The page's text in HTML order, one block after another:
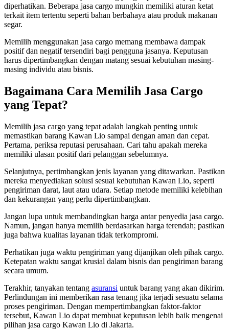
diperhatikan. Beberapa jasa cargo mungkin memiliki aturan ketat
terkait item tertentu seperti bahan berbahaya atau produk makanan
segar.
Memilih menggunakan jasa cargo memang membawa dampak
positif dan negatif tersendiri bagi pengguna jasanya. Keputusan
harus dipertimbangkan dengan matang sesuai kebutuhan masing-
masing individu atau bisnis.
Bagaimana Cara Memilih Jasa Cargo
yang Tepat?
Memilih jasa cargo yang tepat adalah langkah penting untuk
memastikan barang Kawan Lio sampai dengan aman dan cepat.
Pertama, periksa reputasi perusahaan. Cari tahu apakah mereka
memiliki ulasan positif dari pelanggan sebelumnya.
Selanjutnya, pertimbangkan jenis layanan yang ditawarkan. Pastikan
mereka menyediakan solusi sesuai kebutuhan Kawan Lio, seperti
pengiriman darat, laut atau udara. Setiap metode memiliki kelebihan
dan kekurangan yang perlu dipertimbangkan.
Jangan lupa untuk membandingkan harga antar penyedia jasa cargo.
Namun, jangan hanya memilih berdasarkan harga terendah; pastikan
juga bahwa kualitas layanan tidak terkompromi.
Perhatikan juga waktu pengiriman yang dijanjikan oleh pihak cargo.
Ketepatan waktu sangat krusial dalam bisnis dan pengiriman barang
secara umum.
Terakhir, tanyakan tentang asuransi untuk barang yang akan dikirim.
Perlindungan ini memberikan rasa tenang jika terjadi sesuatu selama
proses pengiriman. Dengan mempertimbangkan faktor-faktor
tersebut, Kawan Lio dapat membuat keputusan lebih baik mengenai
pilihan jasa cargo Kawan Lio di Jakarta.